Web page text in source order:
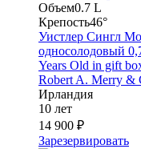
Объем0.7 L
Крепость46°
Уистлер Сингл
односолодовый
Years Old in gift
Robert A. Merry &
Ирландия
10 лет
14 900 ₽
Зарезервировать